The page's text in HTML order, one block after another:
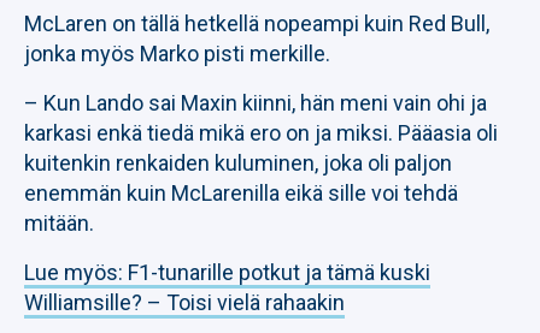
McLaren on tällä hetkellä nopeampi kuin Red Bull,
jonka myös Marko pisti merkille.
– Kun Lando sai Maxin kiinni, hän meni vain ohi ja
karkasi enkä tiedä mikä ero on ja miksi. Pääasia oli
kuitenkin renkaiden kuluminen, joka oli paljon
enemmän kuin McLarenilla eikä sille voi tehdä
mitään.
Lue myös: F1-tunarille potkut ja tämä kuski
Williamsille? – Toisi vielä rahaakin